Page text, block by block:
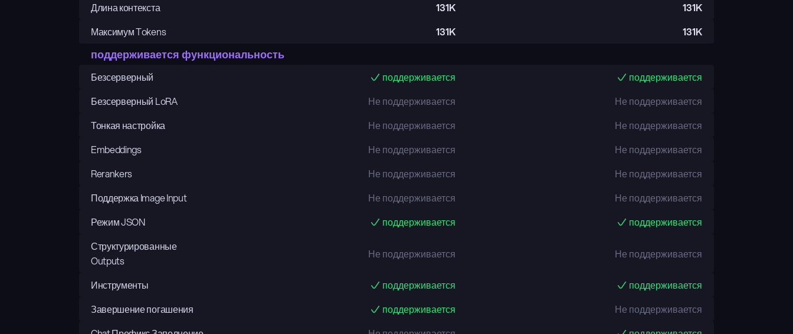
Длина контекста
131K
131K
Максимум Tokens
131K 131K
поддерживается функциональность
Безсерверный поддерживается
поддерживается
Безсерверный LoRA
Не поддерживается
Не поддерживается
Тонкая настройка
Не поддерживается
Не поддерживается
Embeddings
Не поддерживается
Не поддерживается
Rerankers
Не поддерживается
Не поддерживается
Поддержка Image Input
Не поддерживается
Не поддерживается
Режим JSON
поддерживается
поддерживается
Структурированные
Outputs
Не поддерживается Не поддерживается
Инструменты поддерживается
поддерживается
Завершение погашения
поддерживается
Не поддерживается